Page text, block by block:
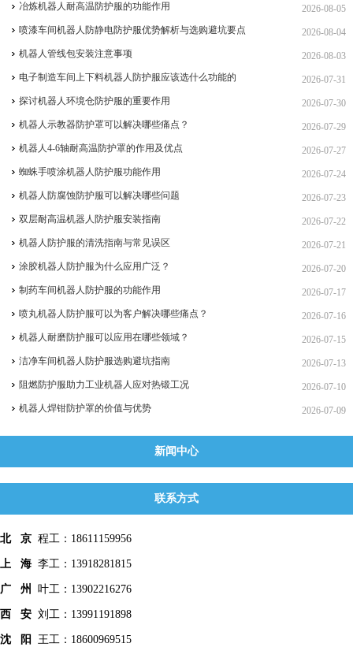
2026-08-05
冶炼机器人耐高温防护服的功能作用
2026-08-04
喷漆车间机器人防静电防护服优势解析与选购避坑要点
2026-08-03
机器人管线包安装注意事项
2026-07-31
电子制造车间上下料机器人防护服应该选什么功能的
2026-07-30
探讨机器人环境仓防护服的重要作用
2026-07-29
机器人示教器防护罩可以解决哪些痛点？
2026-07-27
机器人4-6轴耐高温防护罩的作用及优点
2026-07-24
蜘蛛手喷涂机器人防护服功能作用
2026-07-23
机器人防腐蚀防护服可以解决哪些问题
2026-07-22
双层耐高温机器人防护服安装指南
2026-07-21
机器人防护服的清洗指南与常见误区
2026-07-20
涂胶机器人防护服为什么应用广泛？
2026-07-17
制药车间机器人防护服的功能作用
2026-07-16
喷丸机器人防护服可以为客户解决哪些痛点？
2026-07-15
机器人耐磨防护服可以应用在哪些领域？
2026-07-13
洁净车间机器人防护服选购避坑指南
2026-07-10
阻燃防护服助力工业机器人应对热锻工况
2026-07-09
机器人焊钳防护罩的价值与优势
新闻中心
联系方式
北 京 程工：18611159956
上 海 李工：13918281815
广 州 叶工：13902216276
西 安 刘工：13991191898
沈 阳 王工：18600969515